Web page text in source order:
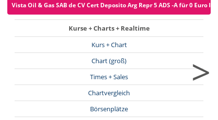
Vista Oil & Gas SAB de CV Cert Deposito Arg Repr 5 ADS -A für 0 Euro
Kurse + Charts + Realtime
Kurs + Chart
Chart (groß)
Times + Sales
Chartvergleich
Börsenplätze
>